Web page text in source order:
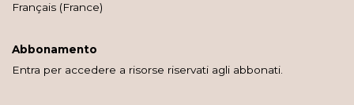
Français (France)
Abbonamento
Entra per accedere a risorse riservati agli abbonati.